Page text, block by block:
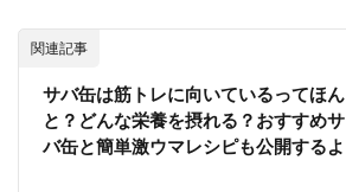
関連記事
サバ缶は筋トレに向いているってほん
と？どんな栄養を摂れる？おすすめサ
バ缶と簡単激ウマレシピも公開するよ